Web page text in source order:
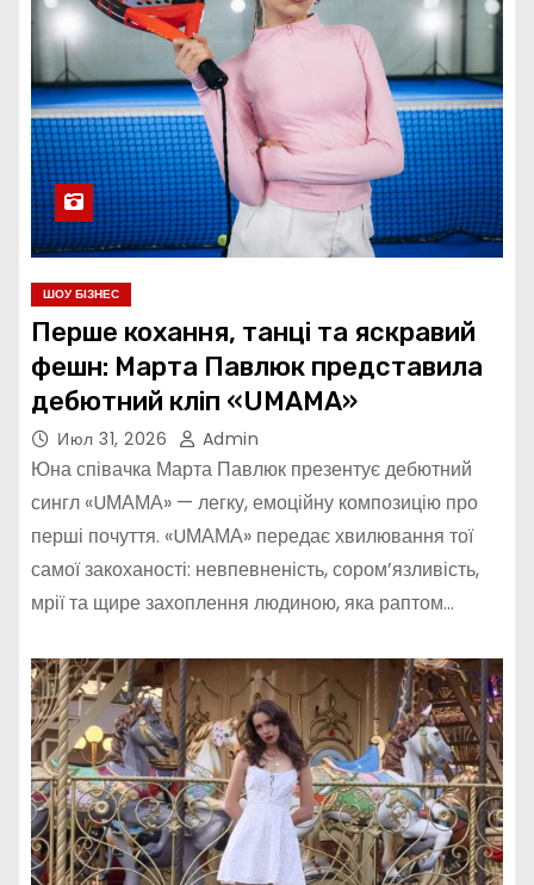
ШОУ БІЗНЕС
Перше кохання, танці та яскравий
фешн: Марта Павлюк представила
дебютний кліп «UМАМА»
Июл 31, 2026 Admin
Юна співачка Марта Павлюк презентує дебютний
сингл «UМАМА» — легку, емоційну композицію про
перші почуття. «UМАМА» передає хвилювання тої
самої закоханості: невпевненість, сором’язливість,
мрії та щире захоплення людиною, яка раптом…